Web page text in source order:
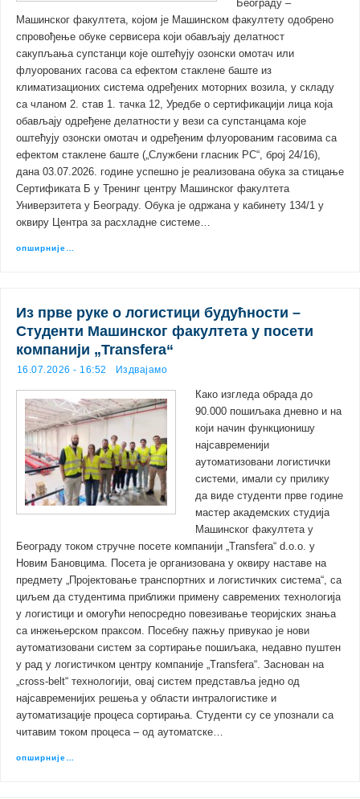
Београду –
Машинског факултета, којом је Машинском факултету одобрено
спровођење обуке сервисера који обављају делатност
сакупљања супстанци које оштећују озонски омотач или
флуорованих гасова са ефектом стаклене баште из
климатизационих система одређених моторних возила, у складу
са чланом 2. став 1. тачка 12, Уредбе о сертификацији лица која
обављају одређене делатности у вези са супстанцама које
оштећују озонски омотач и одређеним флуорованим гасовима са
ефектом стаклене баште („Службени гласник РС“, број 24/16),
дана 03.07.2026. године успешно је реализована обука за стицање
Сертификата Б у Тренинг центру Машинског факултета
Универзитета у Београду. Обука је одржана у кабинету 134/1 у
оквиру Центра за расхладне системе…
опширније…
Из прве руке о логистици будућности –
Студенти Машинског факултета у посети
компанији „Transfera“
16.07.2026 - 16:52 Издвајамо
Како изгледа обрада до
90.000 пошиљака дневно и на
који начин функционишу
најсавременији
аутоматизовани логистички
системи, имали су прилику
да виде студенти прве године
мастер академских студија
Машинског факултета у
Београду током стручне посете компанији „Transfera“ d.o.o. у
Новим Бановцима. Посета је организована у оквиру наставе на
предмету „Пројектовање транспортних и логистичких система“, са
циљем да студентима приближи примену савремених технологија
у логистици и омогући непосредно повезивање теоријских знања
са инжењерском праксом. Посебну пажњу привукао је нови
аутоматизовани систем за сортирање пошиљака, недавно пуштен
у рад у логистичком центру компаније „Transfera“. Заснован на
„cross-belt“ технологији, овај систем представља једно од
најсавременијих решења у области интралогистике и
аутоматизације процеса сортирања. Студенти су се упознали са
читавим током процеса – од аутоматске…
опширније…